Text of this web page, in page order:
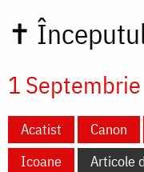
✝
1 Septembrie
Acatist Canon
Icoane
Articole